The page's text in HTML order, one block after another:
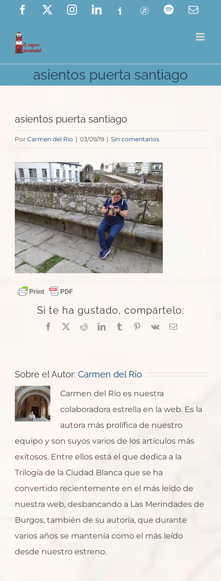
Saltar
contenido
Facebook InstagramLinkedIn
Ivoox ITunes Spotify
asientos puerta santiago
asientos puerta santiago
Por Carmen del Rio | 03/09/19 | Sin comentarios
Si te ha gustado, compártelo:
Facebook
X RedditLinkedInTumblrPinterest
Vk
Correo
Sobre el Autor: Carmen del Rio
Carmen del Río es nuestra
colaboradora estrella en la web. Es la
autora más prolífica de nuestro
equipo y son suyos varios de los artículos más
exitosos. Entre ellos está el que dedica a la
Trilogía de la Ciudad Blanca que se ha
convertido recientemente en el más leído de
nuestra web, desbancando a Las Merindades de
Burgos, también de su autoría, que durante
varios años se mantenía como el más leído
desde nuestro estreno.